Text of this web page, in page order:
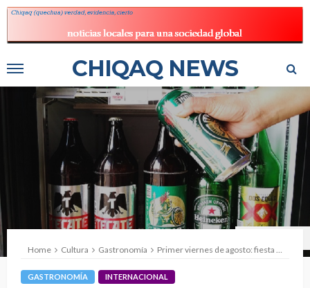
CHIQAQ NEWS
Home
Cultura Gastronomía Primer viernes de agosto: fiesta del “Día Internacional de la Cerveza”
GASTRONOMÍA INTERNACIONAL